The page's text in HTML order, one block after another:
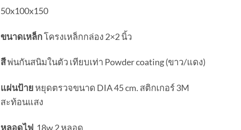
50x100x150
ขนาดเหล็กโครงเหล็กกล่อง 2×2 นิ้ว
สีพ่นกันสนิมในตัว เทียบเท่า Powder coating (ขาว/แดง)
แผ่นป้าย หยุดตรวจขนาด DIA 45 cm. สติกเกอร์ 3M
สะท้อนแสง
หลอดไฟ 18w 2 หลอด